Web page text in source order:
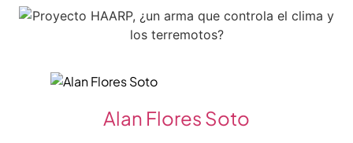
Alan Flores Soto